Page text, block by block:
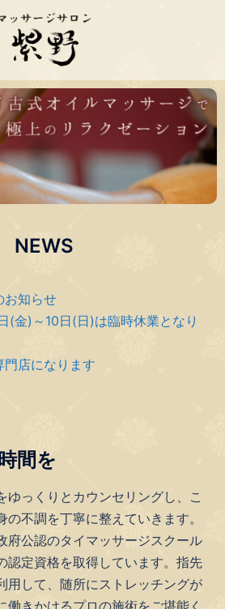
NEWS
お知らせ
(金)～10日(日)は臨時休業となり
店になります
間を
ゆっくりとカウンセリングし、こ
不調を丁寧に整えていきます。
府公認のタイマッサージスクール
認定資格を取得しています。指先
用して、随所にストレッチングが
働きかけるプロの施術をご堪能く